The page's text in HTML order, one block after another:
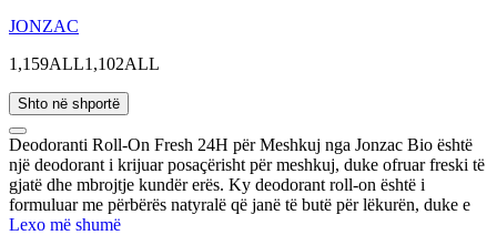
JONZAC
1,159ALL1,102ALL
Shto në shportë
Deodoranti Roll-On Fresh 24H për Meshkuj nga Jonzac Bio është
një deodorant i krijuar posaçërisht për meshkuj, duke ofruar freski të
gjatë dhe mbrojtje kundër erës. Ky deodorant roll-on është i
formuluar me përbërës natyralë që janë të butë për lëkurën, duke e
bërë atë të përshtatshëm për përdorim të përditshëm. Ai është pa
Lexo më shumë